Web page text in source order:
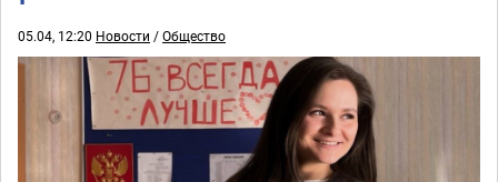
05.04, 12:20 Новости /Общество